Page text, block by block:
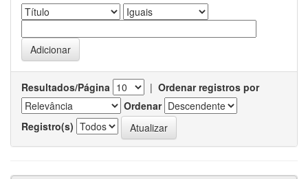
Resultados/Página | Ordenar registros por
Ordenar
Registro(s)